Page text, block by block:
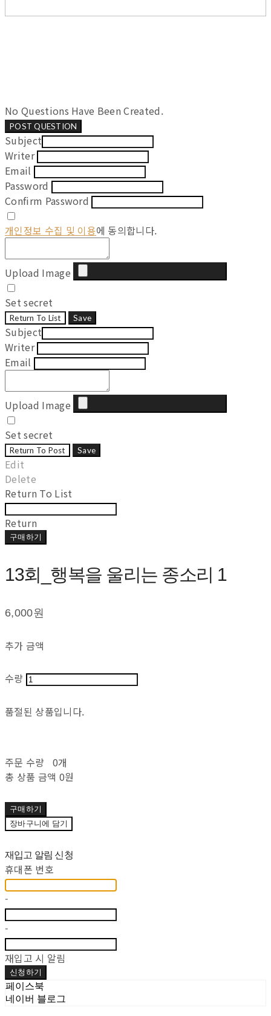
No Questions Have Been Created.
POST QUESTION
Subject
Writer
Email
Password
Confirm Password
개인정보 수집 및 이용에 동의합니다.
Upload Image
Set secret
Return To List Save
Subject
Writer
Email
Upload Image
Set secret
Return To Post Save
Edit
Delete
Return To List
Return
구매하기
13회_행복을 울리는 종소리 1
6,000원
추가 금액
수량
품절된 상품입니다.
주문 수량
0개
총 상품 금액 0원
구매하기
장바구니에 담기
재입고 알림 신청
휴대폰 번호
-
-
재입고 시 알림
신청하기
페이스북
네이버 블로그